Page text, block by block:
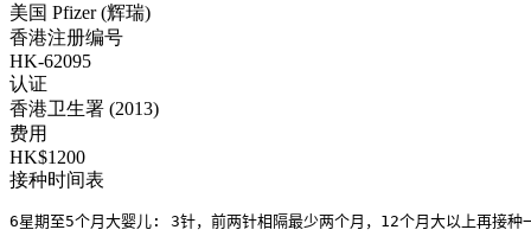
美国 Pfizer (辉瑞)
香港注册编号
HK-62095
认证
香港卫生署 (2013)
费用
HK$1200
接种时间表
6星期至5个月大婴儿: 3针，前两针相隔最少两个月，12个月大以上再接种